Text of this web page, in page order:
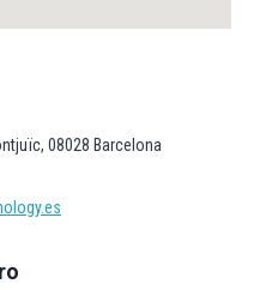
08028 Barcelona